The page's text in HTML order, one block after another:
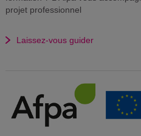
projet professionnel
Laissez-vous guider